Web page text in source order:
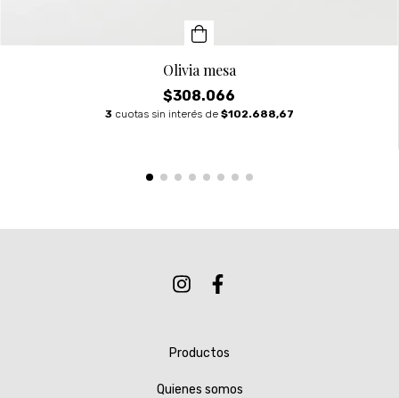
Olivia mesa
$308.066
3 cuotas sin interés de $102.688,67
Productos
Quienes somos